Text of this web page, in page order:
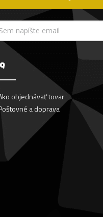
objednávať tovar
a doprava